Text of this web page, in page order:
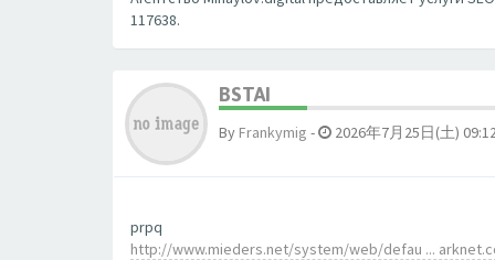
117638.
BSTAI
By Frankymig - 2026年7月25日(土)
prpq
http://www.mieders.net/system/web/defau ...